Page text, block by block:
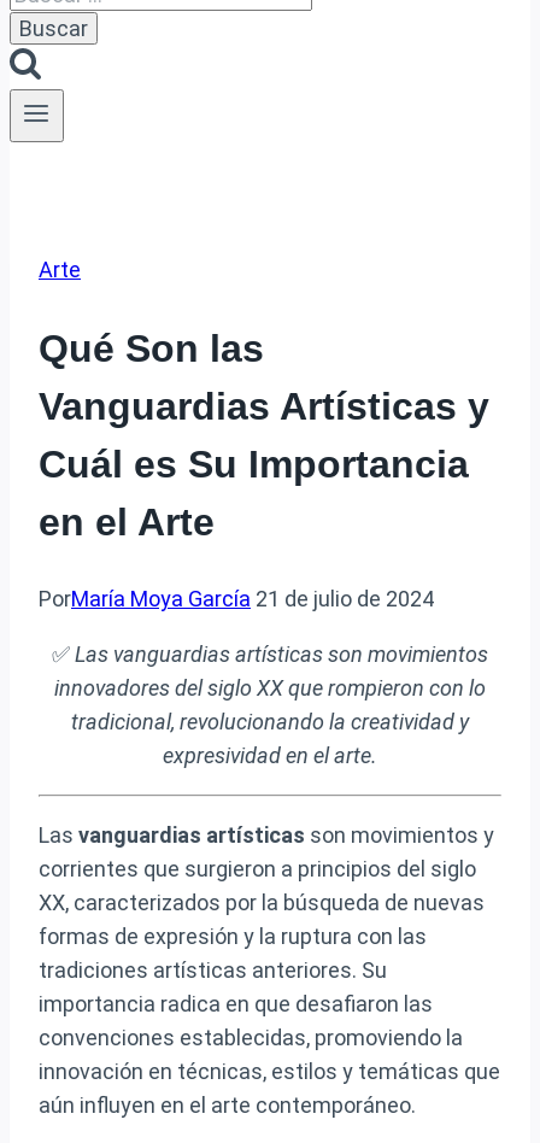
Arte
Qué Son las
Vanguardias Artísticas y
Cuál es Su Importancia
en el Arte
PorMaría Moya García 21 de julio de 2024
✅Las vanguardias artísticas son movimientos
innovadores del siglo XX que rompieron con lo
tradicional, revolucionando la creatividad y
expresividad en el arte.
Las vanguardias artísticas son movimientos y
corrientes que surgieron a principios del siglo
XX, caracterizados por la búsqueda de nuevas
formas de expresión y la ruptura con las
tradiciones artísticas anteriores. Su
importancia radica en que desafiaron las
convenciones establecidas, promoviendo la
innovación en técnicas, estilos y temáticas que
aún influyen en el arte contemporáneo.